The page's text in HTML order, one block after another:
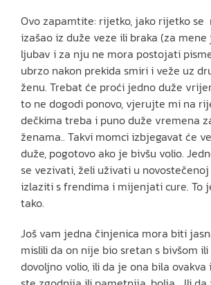
Ovo zapamtite: rijetko, jako rijetko se
izašao iz duže veze ili braka (za
ljubav i za nju ne mora postojati
ubrzo nakon prekida smiri i veže uz
ženu. Trebat će proći jedno duže
to ne dogodi ponovo, vjerujte mi na
dečkima treba i puno duže vremena
ženama.. Takvi momci izbjegavat će
duže, pogotovo ako je bivšu volio.
se vezivati, želi uživati u
izlaziti s frendima i mijenjati cure. To
tako.
Još vam jedna činjenica mora biti
mislili da on nije bio sretan s bivšom
dovoljno volio, ili da je ona bila ovakva